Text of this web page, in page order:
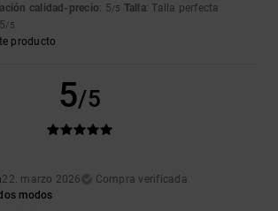
calidad-precio: 5/5 Talla: Talla perfecta
/5
producto
5/5
22. marzo 2026
Compra verificada
modos